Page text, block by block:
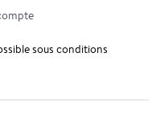
sous conditions